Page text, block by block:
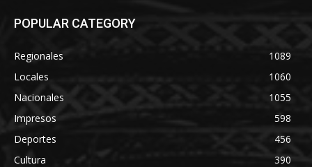
POPULAR CATEGORY
Regionales
1089
Locales
1060
Nacionales
1055
Impresos
598
Deportes
456
Cultura
390